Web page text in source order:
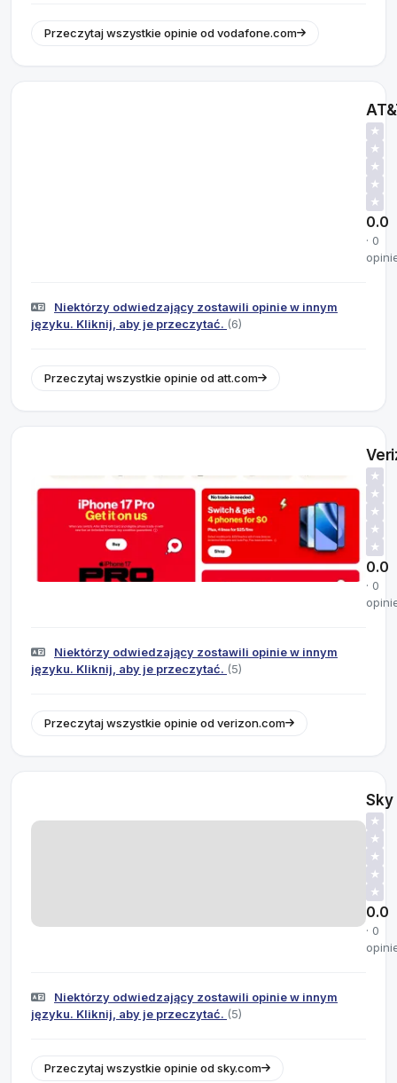
Przeczytaj wszystkie opinie od vodafone.com
★
★
★
★
★
0.0
· 0
Niektórzy odwiedzający zostawili opinie w innym
języku. Kliknij, aby je przeczytać. (6)
Przeczytaj wszystkie opinie od att.com
★
★
★
★
★
0.0
· 0
Niektórzy odwiedzający zostawili opinie w innym
języku. Kliknij, aby je przeczytać. (5)
Przeczytaj wszystkie opinie od verizon.com
Sky
★
★
★
★
★
0.0
· 0
Niektórzy odwiedzający zostawili opinie w innym
języku. Kliknij, aby je przeczytać. (5)
Przeczytaj wszystkie opinie od sky.com